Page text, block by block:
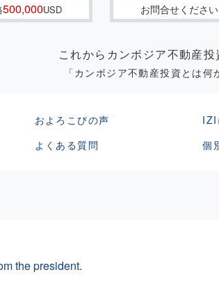
500,000USD お問合せください
これからカンボジア不動産
「カンボジア不動産投資とは
およろこびの声 IZI
よくある質問 個
the president.